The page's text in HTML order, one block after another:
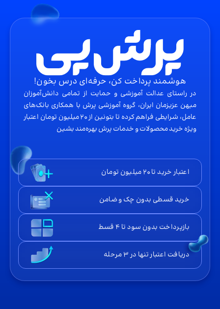
هوشمند پرداخت کن، حرفه‌ای درس بخون!
در راستای عدالت آموزشی و حمایت از تمامی دانش‌آموزان
میهن عزیزمان ایران، گروه آموزشی پرش با همکاری بانک‌های
عامل، شرایطی فراهم کرده تا بتونین از ۲۰ میلیون تومان اعتبار
ویژه خرید محصولات و خدمات پرش بهره‌مند بشین
اعتبار خرید تا ۲۰ میلیون تومان
خرید قسطی بدون چک و ضامن
بازپرداخت بدون سود تا ۴ قسط
دریافت اعتبار تنها در ۳ مرحله